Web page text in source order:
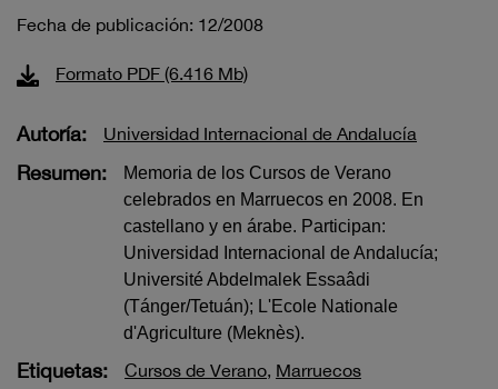
Fecha de publicación: 12/2008
Formato PDF (6.416 Mb)
Autoría: Universidad Internacional de Andalucía
Resumen:
Memoria de los Cursos de Verano
celebrados en Marruecos en 2008. En
castellano y en árabe. Participan:
Universidad Internacional de Andalucía;
Université Abdelmalek Essaâdi
(Tánger/Tetuán); L'Ecole Nationale
d'Agriculture (Meknès).
Etiquetas: Cursos de Verano Marruecos